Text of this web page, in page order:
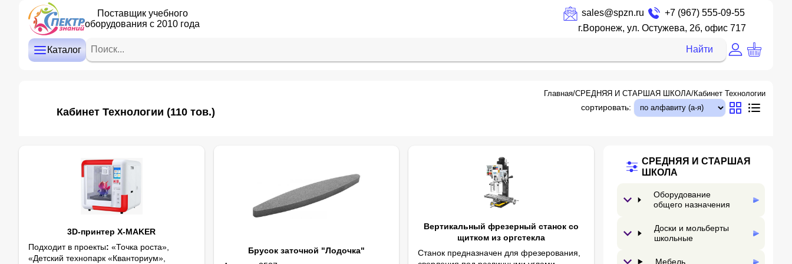
Поставщик учебного
оборудования с 2010 года
sales@spzn.ru
+7 (967) 555-09-55
г.Воронеж, ул. Остужева, 2б, офис 717
Каталог
ДЕТСКИЙ САД
НАЧАЛЬНАЯ ШКОЛА
КАБИНЕТ ЛОГОПЕДА/ПСИХОЛОГА
Найти
Главная/СРЕДНЯЯ И СТАРШАЯ ШКОЛА/Кабинет Технологии
Кабинет Технологии (110 тов.) сортировать:
3D-принтер X-MAKER
Подходит в проекты:«Точка роста»,
«Детский технопарк «Кванториум»,
Брусок заточной "Лодочка"
Вертикальный фрезерный станок со
щитком из оргстекла
Станок предназначен для фрезерования,
СРЕДНЯЯ И СТАРШАЯ
ШКОЛА
Оборудование
общего назначения
Доски и мольберты
школьные
Мебель